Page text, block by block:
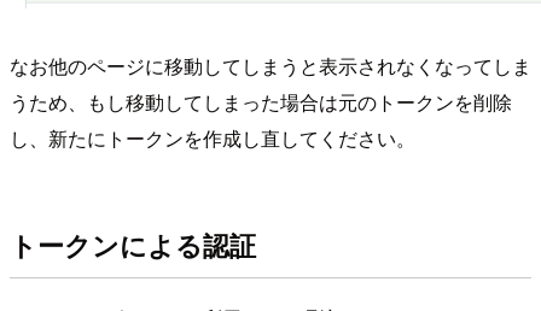
なお他のページに移動してしまうと表示されなくなってしま
うため、もし移動してしまった場合は元のトークンを削除
し、新たにトークンを作成し直してください。
トークンによる認証